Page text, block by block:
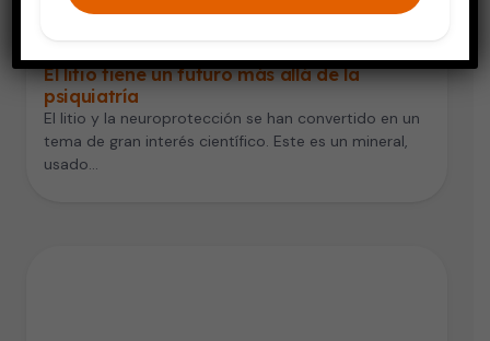
El litio tiene un futuro más allá de la
psiquiatría
El litio y la neuroprotección se han convertido en un
tema de gran interés científico. Este es un mineral,
usado…